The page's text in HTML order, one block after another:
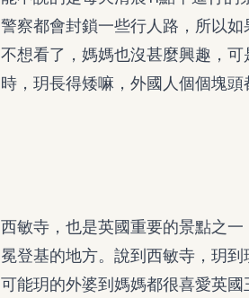
警察都會封鎖一些行人路，所以
不想看了，媽媽也沒甚麼興趣，
時，玥長得矮嘛，外國人個個塊
西敏寺，也是英國重要的景點之
冕登基的地方。說到西敏寺，玥到
可能玥的外婆到媽媽都很喜愛英